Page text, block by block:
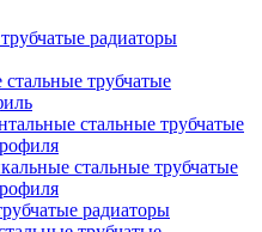
радиаторы
трубчатые
стальные трубчатые
стальные трубчатые
радиаторы